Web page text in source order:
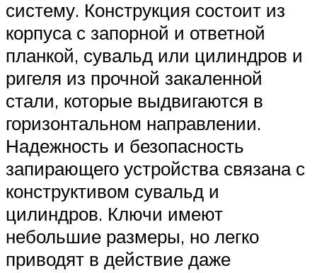
систему. Конструкция состоит из
корпуса с запорной и ответной
планкой, сувальд или цилиндров и
ригеля из прочной закаленной
стали, которые выдвигаются в
горизонтальном направлении.
Надежность и безопасность
запирающего устройства связана с
конструктивом сувальд и
цилиндров. Ключи имеют
небольшие размеры, но легко
приводят в действие даже